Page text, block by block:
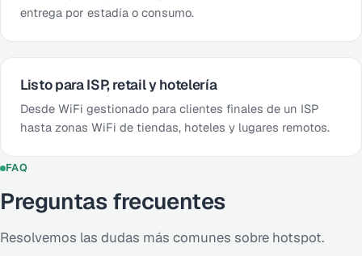
entrega por estadía o consumo.
Listo para ISP, retail y hotelería
Desde WiFi gestionado para clientes finales de un ISP
hasta zonas WiFi de tiendas, hoteles y lugares remotos.
FAQ
Preguntas frecuentes
Resolvemos las dudas más comunes sobre hotspot.